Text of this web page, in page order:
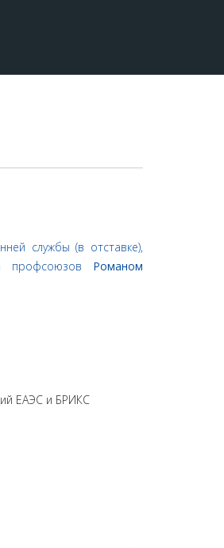
службы (в отставке),
профсоюзов Романом
ЕАЭС и БРИКС